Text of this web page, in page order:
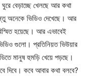
ঘুরে বেড়াচ্ছে খেলছে আর কথা
অনেকে ভিডিও দেখেছে। আর
হয়েছে। আর এভাবেই
গুলো। প্রতিনিয়ত ভিউয়ার
মানুষ হুমড়ি খেয়ে পড়ছে।
দিবে। কবে আবার কথা বলবে?